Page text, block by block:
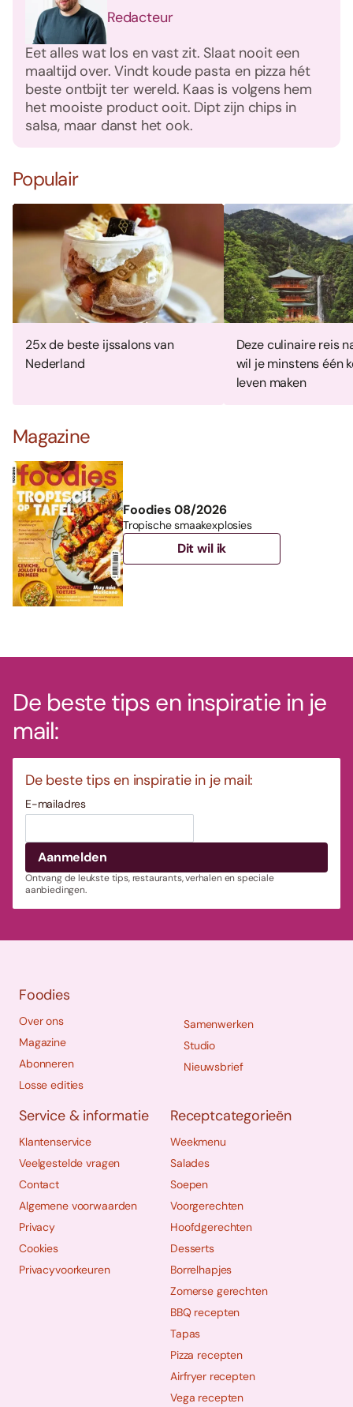
Redacteur
Eet alles wat los en vast zit. Slaat nooit een
maaltijd over. Vindt koude pasta en pizza hét
beste ontbijt ter wereld. Kaas is volgens hem
het mooiste product ooit. Dipt zijn chips in
salsa, maar danst het ook.
Populair
25x de beste ijssalons van
Nederland
Deze culinaire reis
wil je minstens één
leven maken
Magazine
Foodies 08/2026
Tropische smaakexplosies
Dit wil ik
De beste tips en inspiratie in je
mail:
De beste tips en inspiratie in je mail:
E-mailadres
Ontvang de leukste tips, restaurants, verhalen en speciale
aanbiedingen.
Foodies
Over ons
Magazine
Abonneren
Losse edities
Samenwerken
Studio
Nieuwsbrief
Service & informatie
Klantenservice
Veelgestelde vragen
Contact
Algemene voorwaarden
Privacy
Cookies
Privacyvoorkeuren
Receptcategorieën
Weekmenu
Salades
Soepen
Voorgerechten
Hoofdgerechten
Desserts
Borrelhapjes
Zomerse gerechten
BBQ recepten
Tapas
Pizza recepten
Airfryer recepten
Vega recepten